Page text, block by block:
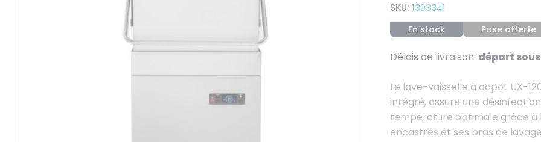
SKU: 1303341
En stock Pose offerte
Délais de livraison: départ
Le lave-vaisselle à capot UX-
intégré, assure une
température optimale grâce à
encastrés et ses bras de